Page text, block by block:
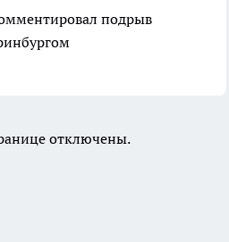
подрыв
отключены.